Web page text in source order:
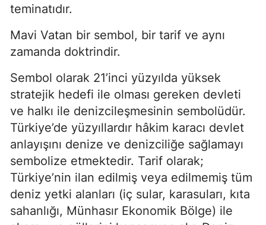
teminatıdır.
Mavi Vatan bir sembol, bir tarif ve aynı
zamanda doktrindir.
Sembol olarak 21’inci yüzyılda yüksek
stratejik hedefi ile olması gereken devleti
ve halkı ile denizcileşmesinin sembolüdür.
Türkiye’de yüzyıllardır hâkim karacı devlet
anlayışını denize ve denizciliğe sağlamayı
sembolize etmektedir. Tarif olarak;
Türkiye’nin ilan edilmiş veya edilmemiş tüm
deniz yetki alanları (iç sular, karasuları, kıta
sahanlığı, Münhasır Ekonomik Bölge) ile